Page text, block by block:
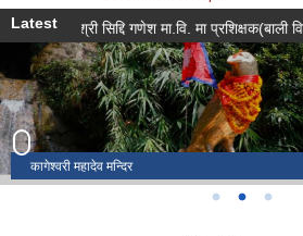
Latest
श्री सिद्दि गणेश मा.वि. मा प्रशिक्षक(बाली विज्ञान)
नवतनधाम
कागेश्वरी महादेव मन्दिर
व्यक्तिगत घटना दर्ता सप्ताह